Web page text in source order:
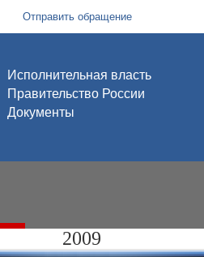
Отправить обращение
Исполнительная власть
Правительство России
Документы
2009